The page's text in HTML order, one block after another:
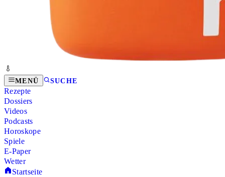
MENÜ SUCHE
Rezepte
Dossiers
Videos
Podcasts
Horoskope
Spiele
E-Paper
Wetter
Startseite